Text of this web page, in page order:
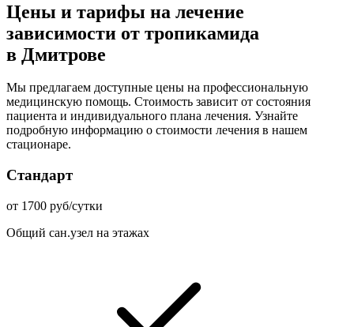
Цены и тарифы на лечение
зависимости от тропикамида
в Дмитрове
Мы предлагаем доступные цены на профессиональную
медицинскую помощь. Стоимость зависит от состояния
пациента и индивидуального плана лечения. Узнайте
подробную информацию о стоимости лечения в нашем
стационаре.
Стандарт
от 1700 руб/сутки
Общий сан.узел на этажах